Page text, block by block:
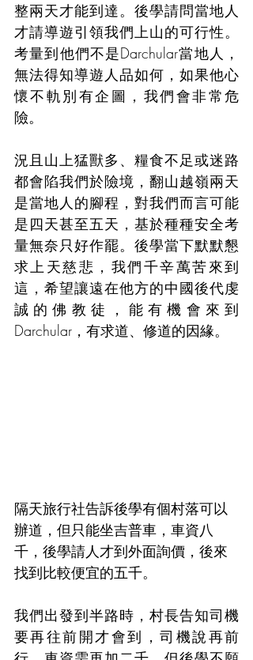
整兩天才能到達。後學請問當地人
才請導遊引領我們上山的可行性。
考量到他們不是Darchular當地人，
無法得知導遊人品如何，如果他心
懷不軌別有企圖，我們會非常危
險。
況且山上猛獸多、糧食不足或迷路
都會陷我們於險境，翻山越嶺兩天
是當地人的腳程，對我們而言可能
是四天甚至五天，基於種種安全考
量無奈只好作罷。後學當下默默懇
求上天慈悲，我們千辛萬苦來到
這，希望讓遠在他方的中國後代虔
誠的佛教徒，能有機會來到
Darchular，有求道、修道的因緣。
隔天旅行社告訴後學有個村落可以
辦道，但只能坐吉普車，車資八
千，後學請人才到外面詢價，後來
找到比較便宜的五千。
我們出發到半路時，村長告知司機
要再往前開才會到，司機說再前